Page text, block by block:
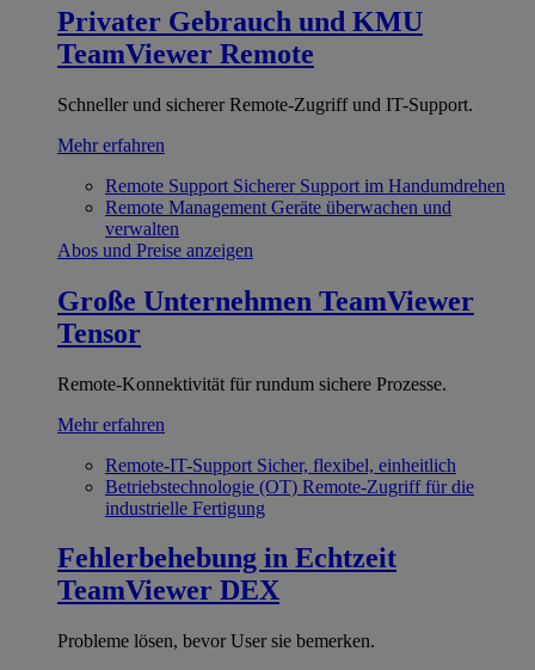
Privater Gebrauch und KMU
TeamViewer Remote
Schneller und sicherer Remote-Zugriff und IT-Support.
Mehr erfahren
Remote Support Sicherer Support im Handumdrehen
Remote Management Geräte überwachen und
verwalten
Abos und Preise anzeigen
Große Unternehmen TeamViewer
Tensor
Remote-Konnektivität für rundum sichere Prozesse.
Mehr erfahren
Remote-IT-Support Sicher, flexibel, einheitlich
Betriebstechnologie (OT) Remote-Zugriff für die
industrielle Fertigung
Fehlerbehebung in Echtzeit
TeamViewer DEX
Probleme lösen, bevor User sie bemerken.